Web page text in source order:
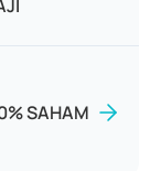
SAHAM